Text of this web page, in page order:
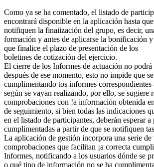
Como ya se ha comentado, el listado de
encontrará disponible en la aplicación hasta
notifiquen la finaiización del grupo, es decir,
formación y antes de aplicarse la bonificación y
que finalice el plazo de presentación de los
boletines de cotización del ejercicio.
El cierre de los Informes de actuación no podrá
después de ese momento, esto no impide que
cumplimentando tos informes correspondientes
según se vayan realizando, por ello, se sugiere
comprobaciones con !a información obtenida
de seguimiento, si bien todas las indicaciones
en el listado de participantes, deberán esperar a
cumplimentadas a partir de que se notifiquen
La aplicación de gestión incorpora una serie
comprobaciones que facilitan ¡a correcta
Informes, notificando a los usuarios dónde se
o qué tipo de información no se ha